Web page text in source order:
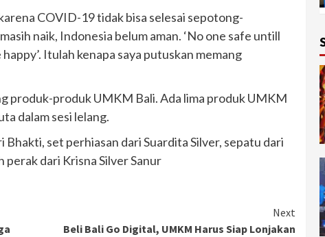
COVID-19 tidak bisa selesai sepotong-
naik, Indonesia belum aman. ‘No one safe untill
Itulah kenapa saya putuskan memang
produk-produk UMKM Bali. Ada lima produk UMKM
dalam sesi lelang.
set perhiasan dari Suardita Silver, sepatu dari
dari Krisna Silver Sanur
Next
Beli Bali Go Digital, UMKM Harus Siap Lonjakan